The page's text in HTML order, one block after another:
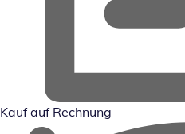
Kauf auf Rechnung